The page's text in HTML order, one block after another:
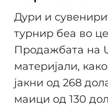
Дури и
турнир беа во
Продажбата на
материјали,
јакни од 268
маици од 130